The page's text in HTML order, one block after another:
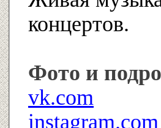
концертов.
Фото и
vk.com
instagram.com